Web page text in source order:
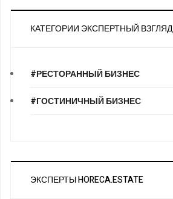
КАТЕГОРИИ ЭКСПЕРТНЫЙ ВЗГЛЯД
#РЕСТОРАННЫЙ БИЗНЕС
#ГОСТИНИЧНЫЙ БИЗНЕС
ЭКСПЕРТЫ HORECA.ESTATE